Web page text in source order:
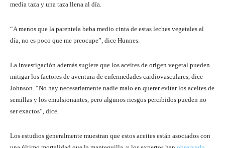
media taza y una taza llena al día.
“A menos que la parentela beba medio cinta de estas leches vegetales al
día, no es poco que me preocupe”, dice Hunnes.
La investigación además sugiere que los aceites de origen vegetal pueden
mitigar los factores de aventura de enfermedades cardiovasculares, dice
Johnson. “No hay necesariamente nadie malo en querer evitar los aceites de
semillas y los emulsionantes, pero algunos riesgos percibidos pueden no
ser exactos”, dice.
Los estudios generalmente muestran que estos aceites están asociados con